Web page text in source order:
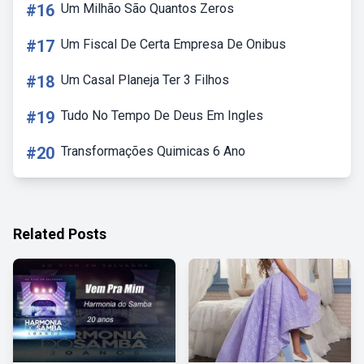
#16 Um Milhão São Quantos Zeros
#17 Um Fiscal De Certa Empresa De Onibus
#18 Um Casal Planeja Ter 3 Filhos
#19 Tudo No Tempo De Deus Em Ingles
#20 Transformações Quimicas 6 Ano
Related Posts